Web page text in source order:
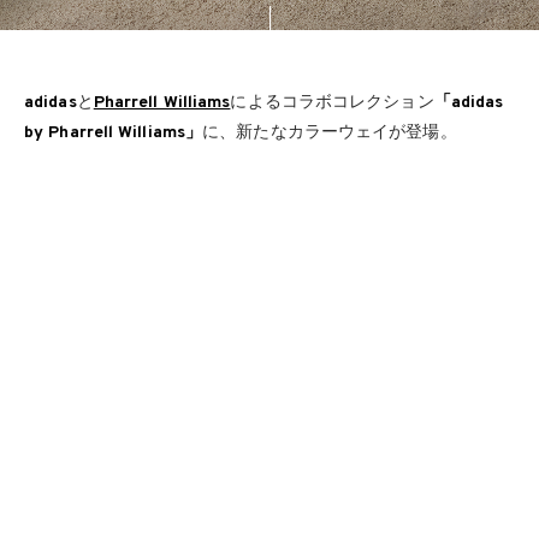
adidasと Pharrell Williamsによるコラボコレクション 「adidas
by Pharrell Williams」 に、新たなカラーウェイが登場。